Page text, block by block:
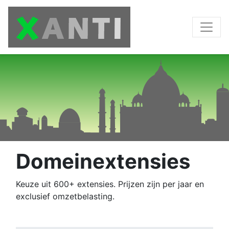
Domeinextensies
Keuze uit 600+ extensies. Prijzen zijn per jaar en
exclusief omzetbelasting.